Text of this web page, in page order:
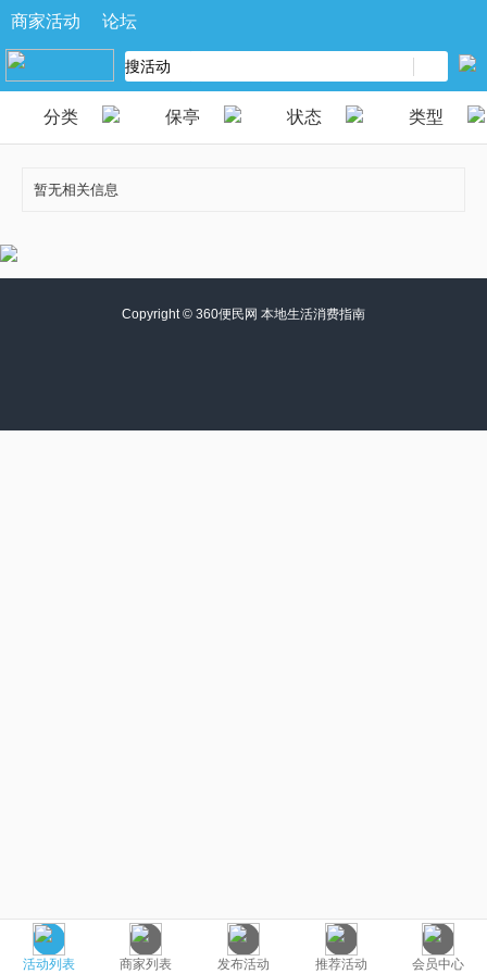
商家活动 论坛
分类 保亭 状态 类型
暂无相关信息
活动列表 商家列表 发布活动 推荐活动 会员中心
Copyright © 360便民网 本地生活消费指南